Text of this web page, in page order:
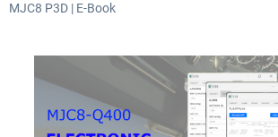
MJC8 P3D | E-Book